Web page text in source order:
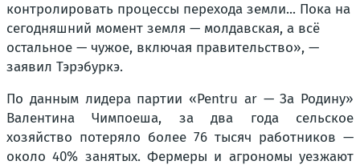
контролировать процессы перехода земли... Пока на
сегодняшний момент земля — молдавская, а всё
остальное — чужое, включая правительство», —
заявил Тэрэбуркэ.
По данным лидера партии «Pentru ar — За Родину»
Валентина Чимпоеша, за два года сельское
хозяйство потеряло более 76 тысяч работников —
около 40% занятых. Фермеры и агрономы уезжают